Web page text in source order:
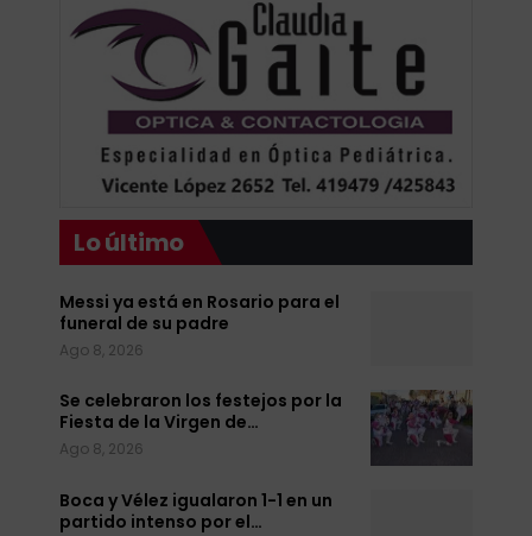
Lo último
Messi ya está en Rosario para el
funeral de su padre
Ago 8, 2026
Se celebraron los festejos por la
Fiesta de la Virgen de…
Ago 8, 2026
Boca y Vélez igualaron 1-1 en un
partido intenso por el…